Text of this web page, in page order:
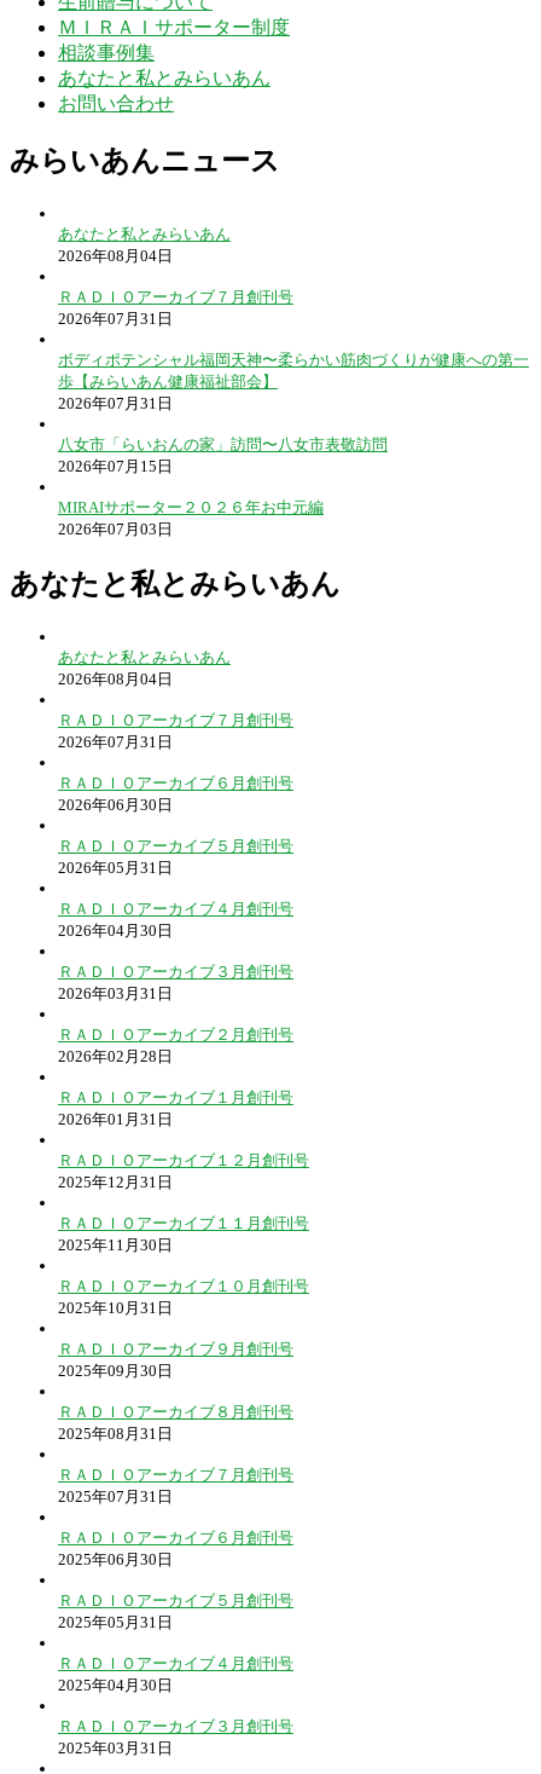
ＭＩＲＡＩサポーター制度
相談事例集
あなたと私とみらいあん
お問い合わせ
みらいあんニュース
あなたと私とみらいあん
2026年08月04日
ＲＡＤＩＯアーカイブ７月創刊号
2026年07月31日
ボディポテンシャル福岡天神〜柔らかい筋肉づくりが健康への第一
歩【みらいあん健康福祉部会】
2026年07月31日
八女市「らいおんの家」訪問〜八女市表敬訪問
2026年07月15日
MIRAIサポーター２０２６年お中元編
2026年07月03日
あなたと私とみらいあん
あなたと私とみらいあん
2026年08月04日
ＲＡＤＩＯアーカイブ７月創刊号
2026年07月31日
ＲＡＤＩＯアーカイブ６月創刊号
2026年06月30日
ＲＡＤＩＯアーカイブ５月創刊号
2026年05月31日
ＲＡＤＩＯアーカイブ４月創刊号
2026年04月30日
ＲＡＤＩＯアーカイブ３月創刊号
2026年03月31日
ＲＡＤＩＯアーカイブ２月創刊号
2026年02月28日
ＲＡＤＩＯアーカイブ１月創刊号
2026年01月31日
ＲＡＤＩＯアーカイブ１２月創刊号
2025年12月31日
ＲＡＤＩＯアーカイブ１１月創刊号
2025年11月30日
ＲＡＤＩＯアーカイブ１０月創刊号
2025年10月31日
ＲＡＤＩＯアーカイブ９月創刊号
2025年09月30日
ＲＡＤＩＯアーカイブ８月創刊号
2025年08月31日
ＲＡＤＩＯアーカイブ７月創刊号
2025年07月31日
ＲＡＤＩＯアーカイブ６月創刊号
2025年06月30日
ＲＡＤＩＯアーカイブ５月創刊号
2025年05月31日
ＲＡＤＩＯアーカイブ４月創刊号
2025年04月30日
ＲＡＤＩＯアーカイブ３月創刊号
2025年03月31日